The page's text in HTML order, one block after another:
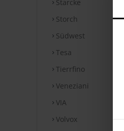
Starcke
Storch
Südwest
Tesa
Tierrfino
Veneziani
VIA
Volvox